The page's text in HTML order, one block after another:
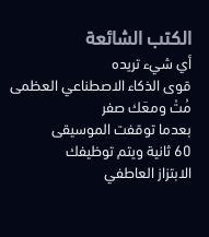
الكتب الشائعة
أي شيء تريده
قوى الذكاء الاصطناعي العظمى
مُتْ ومعَك صفر
بعدما توقفت الموسيقى
60 ثانية ويتم توظيفك
الابتزاز العاطفي